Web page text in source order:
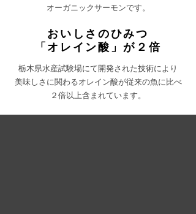
オーガニックサーモンです。
おいしさのひみつ
「オレイン酸」が２倍
栃木県水産試験場にて開発された技術により
美味しさに関わるオレイン酸が従来の魚に比べ
２倍以上含まれています。